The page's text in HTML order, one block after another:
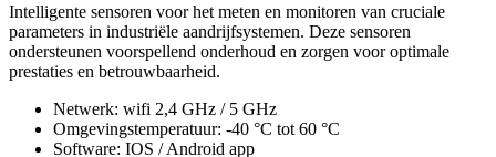
Intelligente sensoren voor het meten en monitoren van cruciale
parameters in industriële aandrijfsystemen. Deze sensoren
ondersteunen voorspellend onderhoud en zorgen voor optimale
prestaties en betrouwbaarheid.
Netwerk: wifi 2,4 GHz / 5 GHz
Omgevingstemperatuur: -40 °C tot 60 °C
Software: IOS / Android app